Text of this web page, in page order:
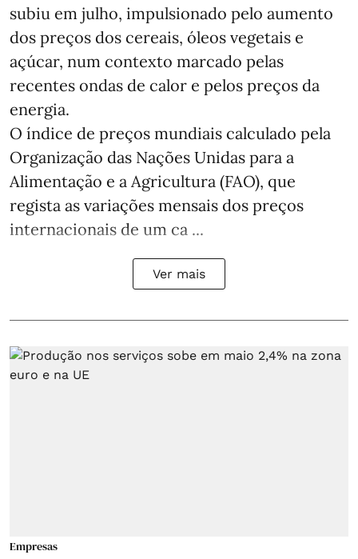
subiu em julho, impulsionado pelo aumento
dos preços dos cereais, óleos vegetais e
açúcar, num contexto marcado pelas
recentes ondas de calor e pelos preços da
energia.
O índice de preços mundiais calculado pela
Organização das Nações Unidas para a
Alimentação e a Agricultura (FAO), que
regista as variações mensais dos preços
internacionais de um ca ...
Ver mais
Empresas